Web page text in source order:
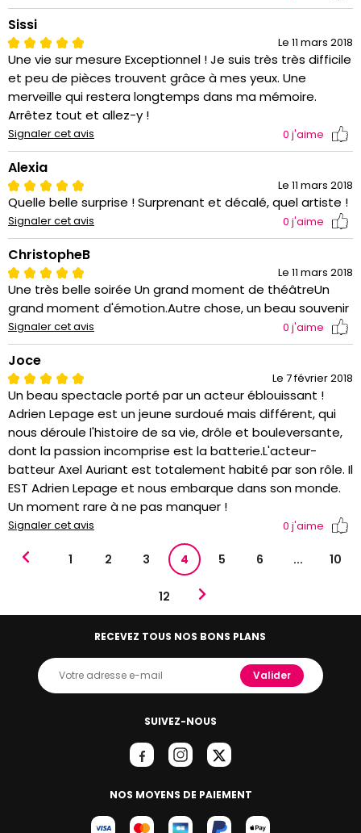
Sissi
Le 11 mars 2018
Une vie sur mesure Exceptionnel ! Je suis très très difficile
et peu de pièces trouvent grâce à mes yeux. Une
merveille qui restera longtemps dans ma mémoire.
Arrêtez tout et allez-y !
Signaler cet avis 0 j'aime
Alexia
Le 11 mars 2018
Quelle belle surprise ! Surprenant et décalé, quel artiste !
Signaler cet avis 0 j'aime
ChristopheB
Le 11 mars 2018
Une très belle soirée Un grand moment de théâtreUn
grand moment d'émotion.Autre chose, un beau souvenir
Signaler cet avis 0 j'aime
Joce
Le 7 février 2018
Un beau spectacle porté par un acteur éblouissant !
Adrien Lepage est un jeune surdoué mais différent, qui
nous déroule l'histoire de sa vie, drôle et bouleversante,
dont la passion incomprise est la batterie.L'acteur-
batteur Axel Auriant est totalement habité par son rôle. Il
EST Adrien Lepage et nous embarque dans son monde.
Un moment rare à ne pas manquer !
Signaler cet avis 0 j'aime
1 2 3 4 5 6 ... 10
12
SUIVEZ-NOUS
NOS MOYENS DE PAIEMENT
RECEVEZ TOUS NOS BONS PLANS
Valider